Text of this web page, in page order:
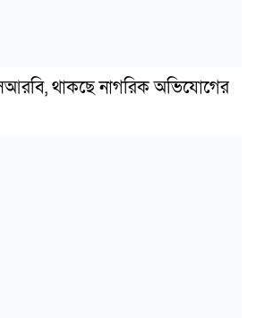
থাকছে নাগরিক অভিযোগের